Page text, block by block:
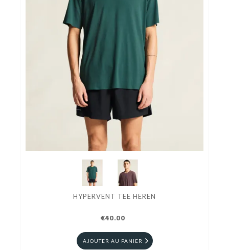
HYPERVENT TEE HEREN
€40.00
AJOUTER AU PANIER